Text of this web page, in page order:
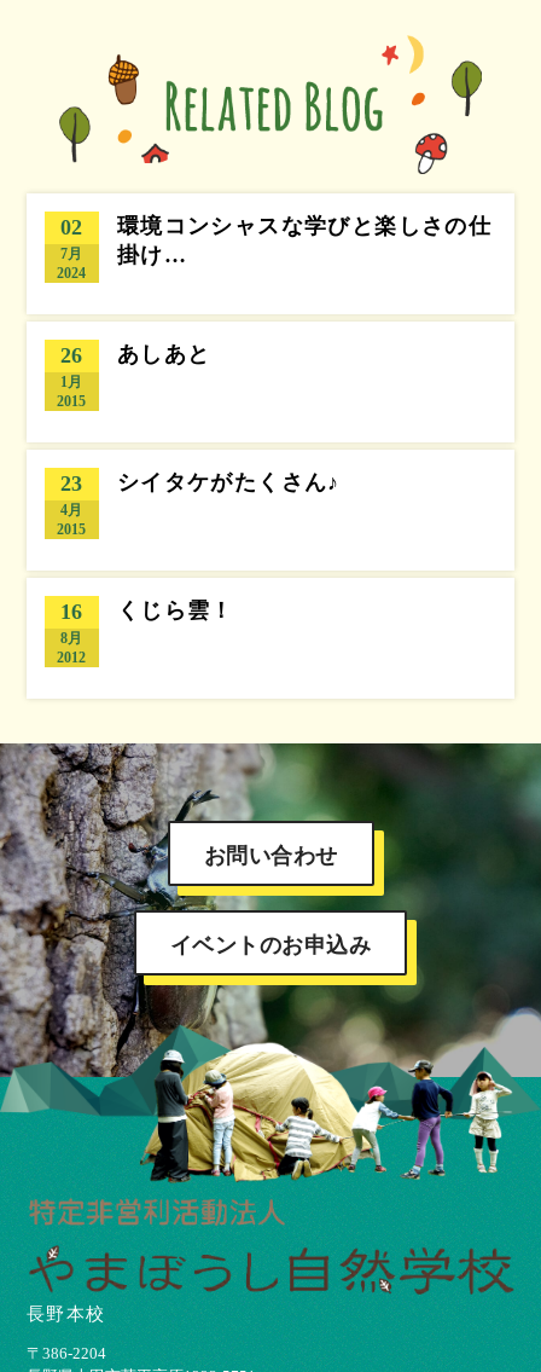
02
7月
2024
環境コンシャスな学びと楽しさの仕
掛け…
26
1月
2015
あしあと
23
4月
2015
シイタケがたくさん♪
16
8月
2012
くじら雲！
お問い合わせ
イベントのお申込み
長野本校
〒386-2204